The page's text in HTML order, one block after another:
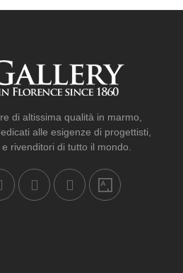
di altissima qualità in marmo,
alle esigenze di progettisti,
rivenditori di tutto il mondo.